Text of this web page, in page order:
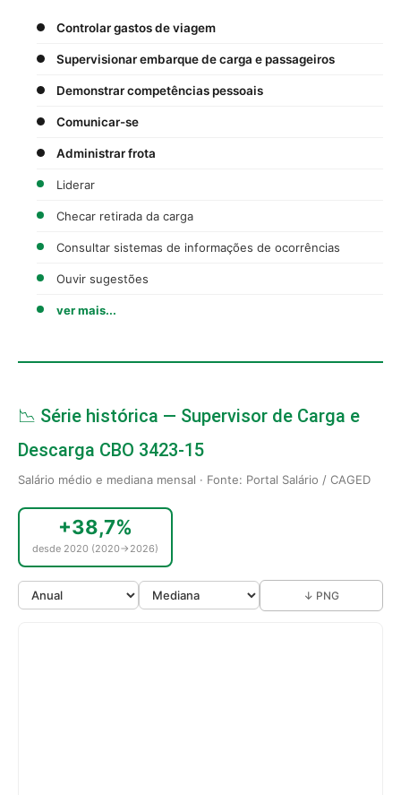
Controlar gastos de viagem
Supervisionar embarque de carga e passageiros
Demonstrar competências pessoais
Comunicar-se
Administrar frota
Liderar
Checar retirada da carga
Consultar sistemas de informações de ocorrências
Ouvir sugestões
ver mais...
📉 Série histórica — Supervisor de Carga e
Descarga CBO 3423-15
Salário médio e mediana mensal · Fonte: Portal Salário / CAGED
+38,7%
desde 2020 (2020→2026)
↓ PNG